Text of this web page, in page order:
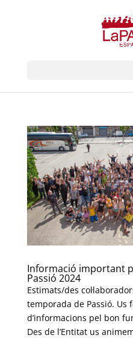
Informació important
Passió 2024
Estimats/des
temporada de Passió.
d’informacions pel bon
Des de l’Entitat us